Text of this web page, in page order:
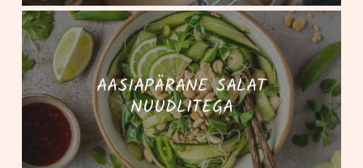
AASIAPÄRANE SALAT
NUUDLITEGA